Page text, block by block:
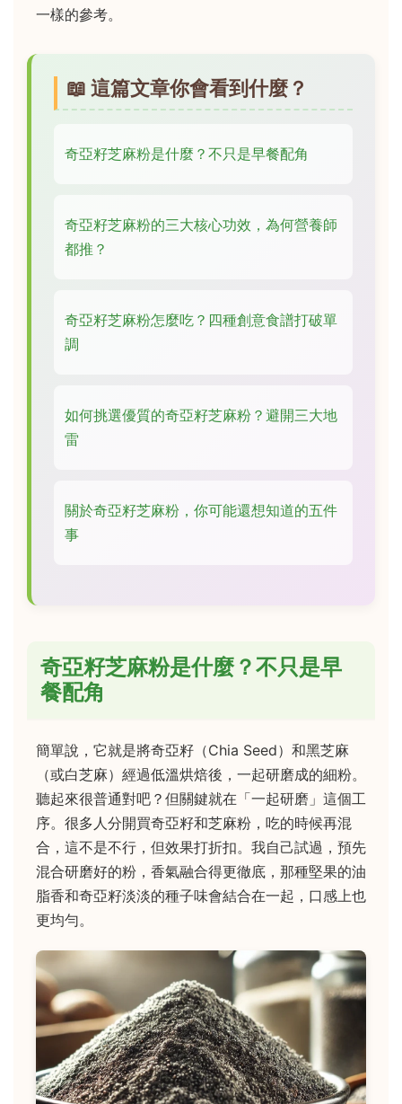
一樣的參考。
📖 這篇文章你會看到什麼？
奇亞籽芝麻粉是什麼？不只是早餐配角
奇亞籽芝麻粉的三大核心功效，為何營養師
都推？
奇亞籽芝麻粉怎麼吃？四種創意食譜打破單
調
如何挑選優質的奇亞籽芝麻粉？避開三大地
雷
關於奇亞籽芝麻粉，你可能還想知道的五件
事
奇亞籽芝麻粉是什麼？不只是早
餐配角
簡單說，它就是將奇亞籽（Chia Seed）和黑芝麻
（或白芝麻）經過低溫烘焙後，一起研磨成的細粉。
聽起來很普通對吧？但關鍵就在「一起研磨」這個工
序。很多人分開買奇亞籽和芝麻粉，吃的時候再混
合，這不是不行，但效果打折扣。我自己試過，預先
混合研磨好的粉，香氣融合得更徹底，那種堅果的油
脂香和奇亞籽淡淡的種子味會結合在一起，口感上也
更均勻。